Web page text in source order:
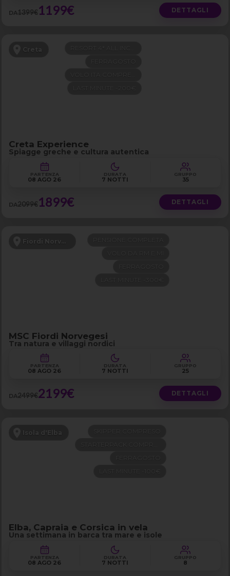
DA1399€1199€ DETTAGLI
Creta
Creta Experience
Spiagge greche e cultura autentica
PARTENZA
08 AGO 26
DURATA
7 NOTTI
GRUPPO
35
DA2099€1899€ DETTAGLI
Fiordi Norvegesi
MSC Fiordi Norvegesi
Tra natura e villaggi nordici
PARTENZA
08 AGO 26
DURATA
7 NOTTI
GRUPPO
25
DA2499€2199€ DETTAGLI
Isola d'Elba
Elba, Capraia e Corsica in vela
Una settimana in barca tra mare e isole
PARTENZA
08 AGO 26
DURATA
7 NOTTI
GRUPPO
8